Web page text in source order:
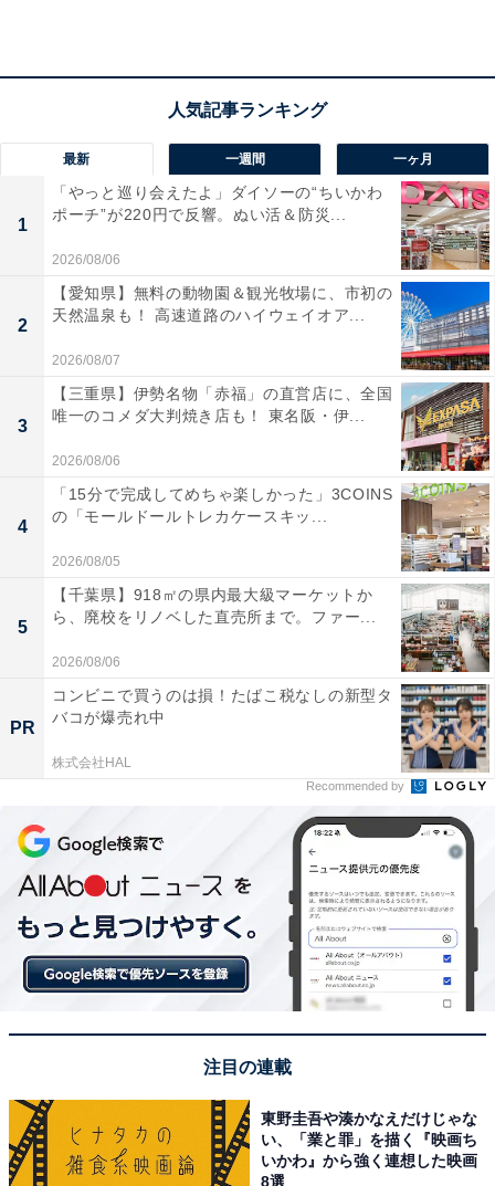
※フリータイムコースには館内着（大人/シニアのみ）が
含まれます。タオルセットのレンタルは別途220円で
平日：大人（フリータイム） 1,380円 / 大人（120分）
780円
土・日・祝：大人（フリータイム） 1,480円 / 大人（120
分） 880円
宿泊可否
宿泊：可（隣接する「真岡いがしら温泉 ホテルチャット
パレス」にて宿泊可能です。和室、洋室のほか、グラン
ピング体験ができるドームテントやキャビンも用意され
ています）
あわせて読みたい
【栃木県の人気温泉】「真岡いがしら温泉 お
ふろcafé いちごの湯」は土日祝6時から営業
「市営もとゆ温泉」は開放感あふれる内湯と岩風
呂風の露天風呂が魅力
最新 一週間 一ヶ月
1
「やっと巡り会えたよ」ダイソーの“ちいかわ
ポーチ”が220円で反響。ぬい活＆防災...
2026/08/06
2
【愛知県】無料の動物園＆観光牧場に、市初の
天然温泉も！ 高速道路のハイウェイオア...
2026/08/07
3
【三重県】伊勢名物「赤福」の直営店に、全国
唯一のコメダ大判焼き店も！ 東名阪・伊...
2026/08/06
4
「15分で完成してめちゃ楽しかった」3COINS
の「モールドールトレカケースキッ...
2026/08/05
5
【千葉県】918㎡の県内最大級マーケットか
ら、廃校をリノベした直売所まで。ファー...
2026/08/06
PR
コンビニで買うのは損！たばこ税なしの新型タ
バコが爆売れ中
株式会社HAL
Recommended by
注目の連載
東野圭吾や湊かなえだけじゃな
い、「業と罪」を描く『映画ち
いかわ』から強く連想した映画
8選